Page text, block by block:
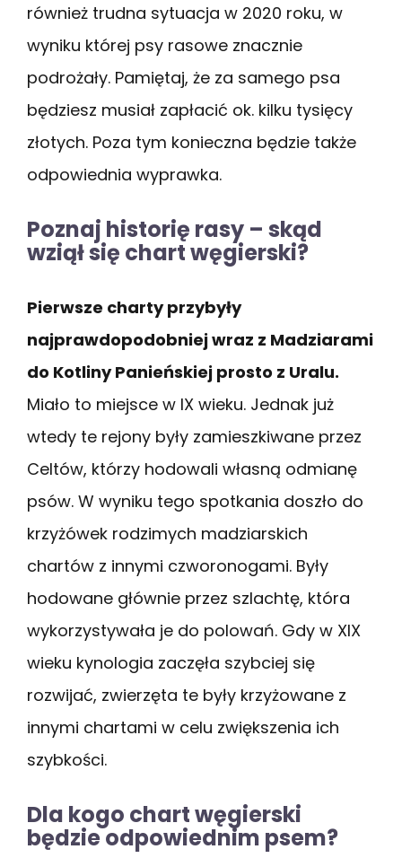
również trudna sytuacja w 2020 roku, w
wyniku której psy rasowe znacznie
podrożały. Pamiętaj, że za samego psa
będziesz musiał zapłacić ok. kilku tysięcy
złotych. Poza tym konieczna będzie także
odpowiednia wyprawka.
Poznaj historię rasy – skąd
wziął się chart węgierski?
Pierwsze charty przybyły
najprawdopodobniej wraz z Madziarami
do Kotliny Panieńskiej prosto z Uralu.
Miało to miejsce w IX wieku. Jednak już
wtedy te rejony były zamieszkiwane przez
Celtów, którzy hodowali własną odmianę
psów. W wyniku tego spotkania doszło do
krzyżówek rodzimych madziarskich
chartów z innymi czworonogami. Były
hodowane głównie przez szlachtę, która
wykorzystywała je do polowań. Gdy w XIX
wieku kynologia zaczęła szybciej się
rozwijać, zwierzęta te były krzyżowane z
innymi chartami w celu zwiększenia ich
szybkości.
Dla kogo chart węgierski
będzie odpowiednim psem?